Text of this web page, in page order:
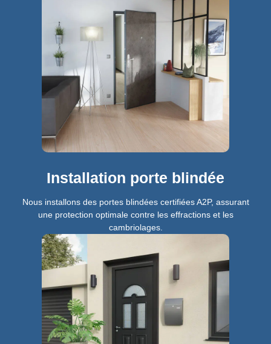
Installation porte blindée
Nous installons des portes blindées certifiées A2P, assurant
une protection optimale contre les effractions et les
cambriolages.